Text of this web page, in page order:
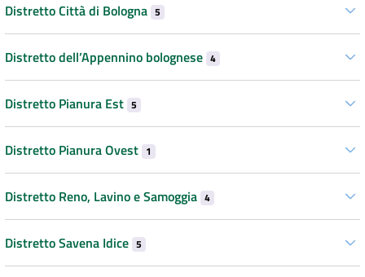
Distretto Città di Bologna 5
Distretto dell’Appennino bolognese 4
Distretto Pianura Est 5
Distretto Pianura Ovest 1
Distretto Reno, Lavino e Samoggia 4
Distretto Savena Idice 5